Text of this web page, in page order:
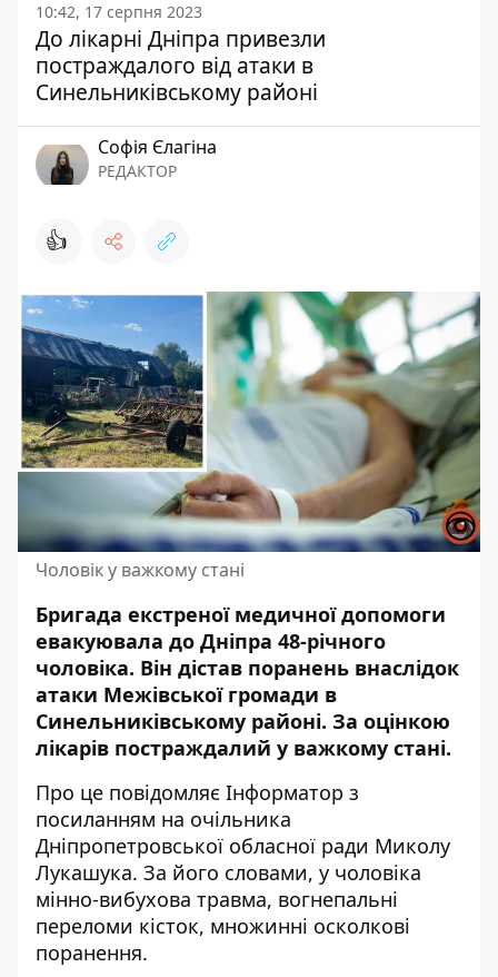
10:42, 17 серпня 2023
До лікарні Дніпра привезли
постраждалого від атаки в
Синельниківському районі
Софія Єлагіна
РЕДАКТОР
👍
Чоловік у важкому стані
Бригада екстреної медичної допомоги
евакуювала до Дніпра 48-річного
чоловіка. Він дістав поранень внаслідок
атаки Межівської громади в
Синельниківському районі. За оцінкою
лікарів постраждалий у важкому стані.
Про це повідомляє Інформатор з
посиланням на очільника
Дніпропетровської обласної ради Миколу
Лукашука. За його словами, у чоловіка
мінно-вибухова травма, вогнепальні
переломи кісток, множинні осколкові
поранення.